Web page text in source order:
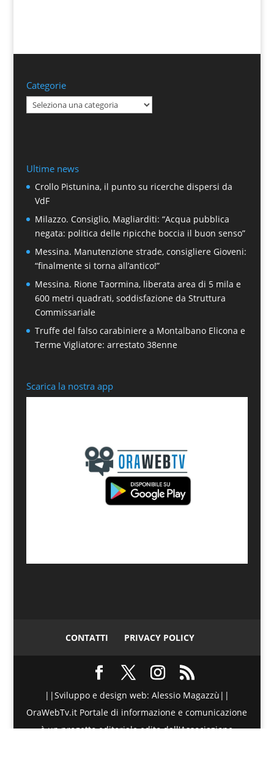
Categorie
Categorie
Ultime news
Crollo Pistunina, il punto su ricerche dispersi da
VdF
Milazzo. Consiglio, Magliarditi: “Acqua pubblica
negata: politica delle ripicche boccia il buon senso”
Messina. Manutenzione strade, consigliere Gioveni:
“finalmente si torna all’antico!”
Messina. Rione Taormina, liberata area di 5 mila e
600 metri quadrati, soddisfazione da Struttura
Commissariale
Truffe del falso carabiniere a Montalbano Elicona e
Terme Vigliatore: arrestato 38enne
Scarica la nostra app
CONTATTI PRIVACY POLICY
||Sviluppo e design web: Alessio Magazzù||
OraWebTv.it Portale di informazione e comunicazione
è un progetto editoriale edito dall'Associazione